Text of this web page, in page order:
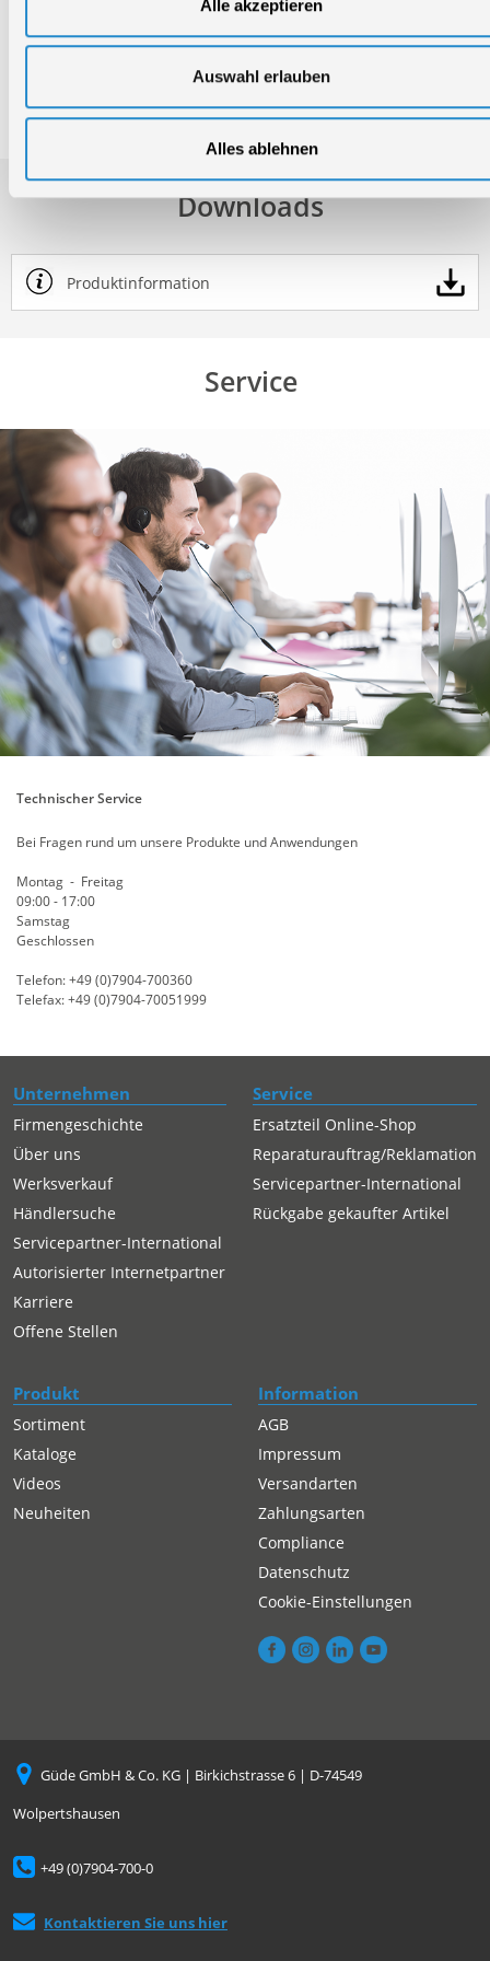
Alle akzeptieren
Auswahl erlauben
Alles ablehnen
Downloads
Produktinformation
Service
Technischer Service
Bei Fragen rund um unsere Produkte und Anwendungen
Montag - Freitag
09:00 - 17:00
Samstag
Geschlossen
Telefon: +49 (0)7904-700360
Telefax: +49 (0)7904-70051999
Unternehmen
Firmengeschichte
Über uns
Werksverkauf
Händlersuche
Servicepartner-International
Autorisierter Internetpartner
Karriere
Offene Stellen
Service
Ersatzteil Online-Shop
Reparaturauftrag/Reklamation
Servicepartner-International
Rückgabe gekaufter Artikel
Produkt
Sortiment
Kataloge
Videos
Neuheiten
Information
AGB
Impressum
Versandarten
Zahlungsarten
Compliance
Datenschutz
Cookie-Einstellungen
Güde GmbH & Co. KG | Birkichstrasse 6 | D-74549
Wolpertshausen
+49 (0)7904-700-0
Kontaktieren Sie uns hier